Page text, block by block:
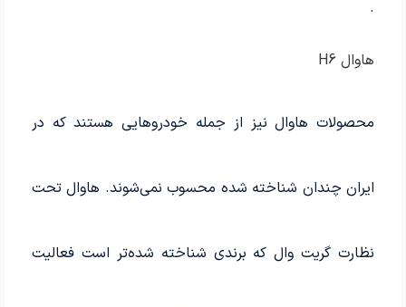
.
هاوال H6
محصولات هاوال نیز از جمله خودروهایی هستند که در
ایران چندان شناخته شده محسوب نمی‌شوند. هاوال تحت
نظارت گریت وال که برندی شناخته شده‌تر است فعالیت